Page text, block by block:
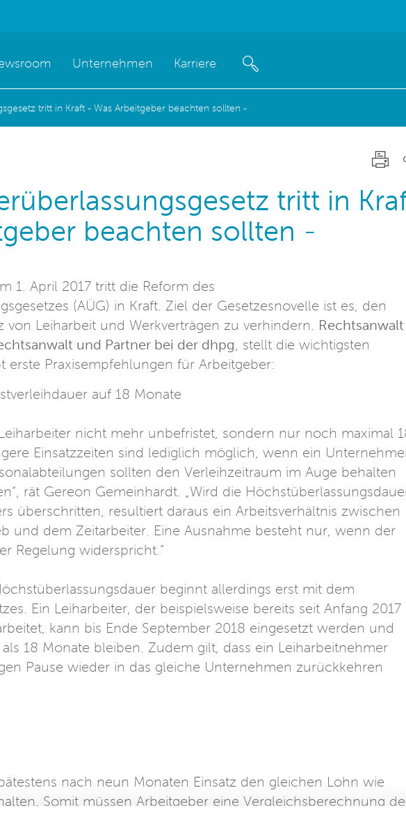
Unternehmen Karriere
tritt in Kraft - Was Arbeitgeber beachten sollten -
tritt in
beachten sollten -
1. April 2017 tritt die Reform des
(AÜG) in Kraft. Ziel der Gesetzesnovelle ist es, den
von Leiharbeit und Werkverträgen zu verhindern. Rechtsanwalt
und Partner bei der dhpg , stellt die wichtigsten
erste Praxisempfehlungen für Arbeitgeber:
auf 18 Monate
nicht mehr unbefristet, sondern nur noch maximal
Einsatzzeiten sind lediglich möglich, wenn ein
sollten den Verleihzeitraum im Auge behalten
rät Gereon Gemeinhardt. „Wird die
überschritten, resultiert daraus ein Arbeitsverhältnis zwischen
und dem Zeitarbeiter. Eine Ausnahme besteht nur, wenn der
Regelung widerspricht.“
beginnt allerdings erst mit dem
Ein Leiharbeiter, der beispielsweise bereits seit Anfang 2017
kann bis Ende September 2018 eingesetzt werden und
18 Monate bleiben. Zudem gilt, dass ein Leiharbeitnehmer
Pause wieder in das gleiche Unternehmen zurückkehren
nach neun Monaten Einsatz den gleichen Lohn wie
Somit müssen Arbeitgeber eine Vergleichsberechnung
mit der von Festangestellten durchführen. Ein